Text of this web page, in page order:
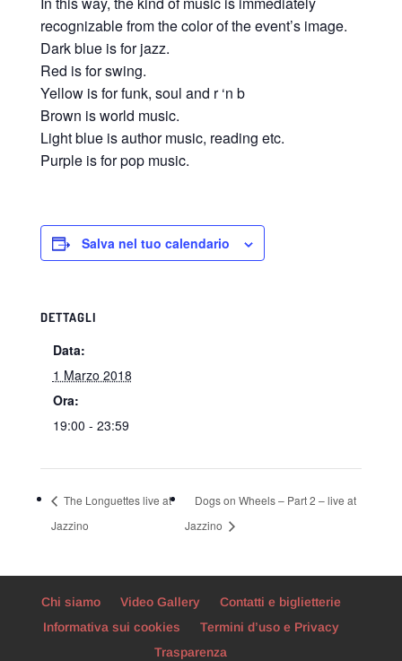
recognizable from the color of the event’s image.
Dark blue is for jazz.
Red is for swing.
Yellow is for funk, soul and r ‘n b
Brown is world music.
Light blue is author music, reading etc.
Purple is for pop music.
Salva nel tuo calendario
DETTAGLI
Data:
1 Marzo 2018
Ora:
19:00 - 23:59
The Longuettes live at
Jazzino
Dogs on Wheels – Part 2 – live at
Jazzino
Chi siamo Video Gallery
Contatti e biglietterie
Informativa sui cookies
Termini d’uso e Privacy
Trasparenza